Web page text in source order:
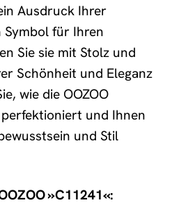
Ausdruck Ihrer
Symbol für Ihren
Sie sie mit Stolz und
Schönheit und Eleganz
wie die OOZOO
und Ihnen
und Stil
»C11241«: